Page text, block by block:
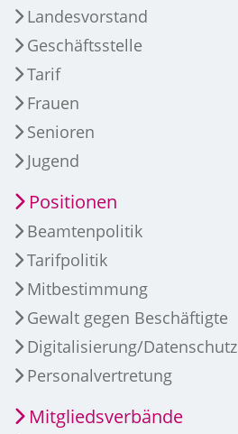
Landesvorstand
Geschäftsstelle
Tarif
Frauen
Senioren
Jugend
Positionen
Beamtenpolitik
Tarifpolitik
Mitbestimmung
Gewalt gegen Beschäftigte
Digitalisierung/Datenschutz
Personalvertretung
Mitgliedsverbände